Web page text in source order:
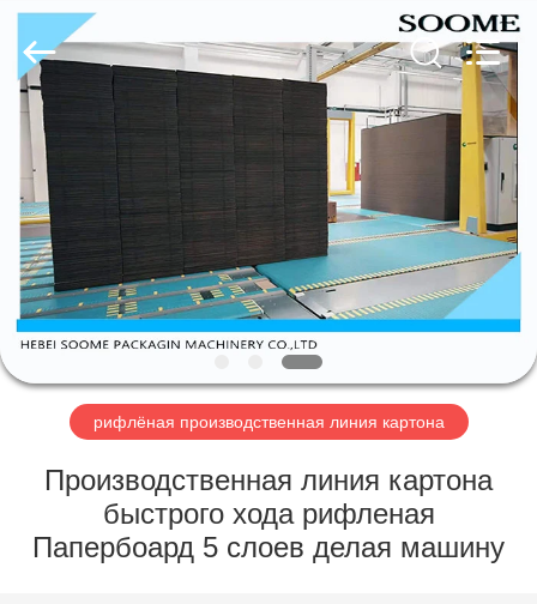
ДОМОЙ
ПРОДУКТЫ
О
НАС
ЭКСКУРСИЯ
ЗАВОДУ
КОНТРОЛЬ
SOOME
PACKAGING
MACHINERY
CO.,LTD.
Rights
Reserved.
рифлёная производственная линия картона
Производственная линия картона
быстрого хода рифленая
Папербоард 5 слоев делая машину